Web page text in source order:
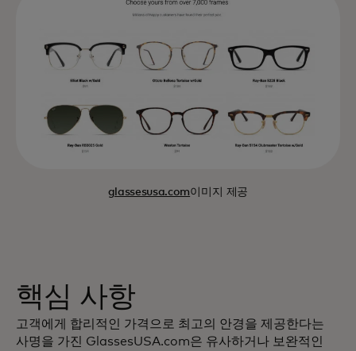
glassesusa.com이미지 제공
핵심 사항
고객에게 합리적인 가격으로 최고의 안경을 제공한다는
사명을 가진 GlassesUSA.com은 유사하거나 보완적인